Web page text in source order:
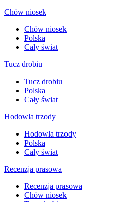
Chów niosek
Chów niosek
Polska
Cały świat
Tucz drobiu
Tucz drobiu
Polska
Cały świat
Hodowla trzody
Hodowla trzody
Polska
Cały świat
Recenzja prasowa
Recenzja prasowa
Chów niosek